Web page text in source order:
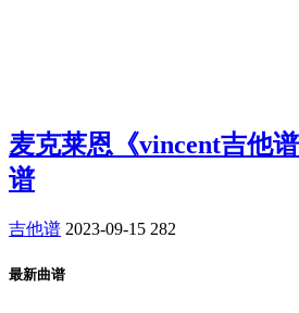
麦克莱恩《vincent吉他
谱
吉他谱 2023-09-15 282
最新曲谱